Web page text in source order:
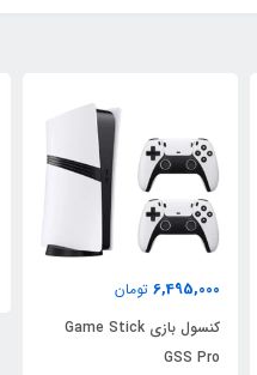
4,570,000
تومان
کیفیت Ultra HD